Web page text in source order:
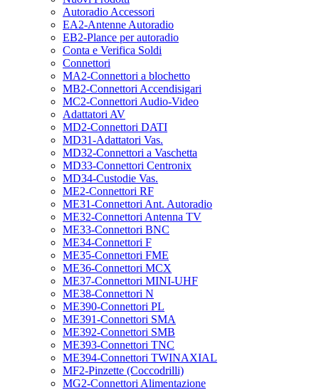
Autoradio Accessori
EA2-Antenne Autoradio
EB2-Plance per autoradio
Conta e Verifica Soldi
Connettori
MA2-Connettori a blochetto
MB2-Connettori Accendisigari
MC2-Connettori Audio-Video
Adattatori AV
MD2-Connettori DATI
MD31-Adattatori Vas.
MD32-Connettori a Vaschetta
MD33-Connettori Centronix
MD34-Custodie Vas.
ME2-Connettori RF
ME31-Connettori Ant. Autoradio
ME32-Connettori Antenna TV
ME33-Connettori BNC
ME34-Connettori F
ME35-Connettori FME
ME36-Connettori MCX
ME37-Connettori MINI-UHF
ME38-Connettori N
ME390-Connettori PL
ME391-Connettori SMA
ME392-Connettori SMB
ME393-Connettori TNC
ME394-Connettori TWINAXIAL
MF2-Pinzette (Coccodrilli)
MG2-Connettori Alimentazione